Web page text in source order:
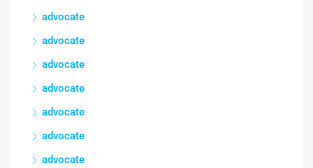
advocate
advocate
advocate
advocate
advocate
advocate
advocate